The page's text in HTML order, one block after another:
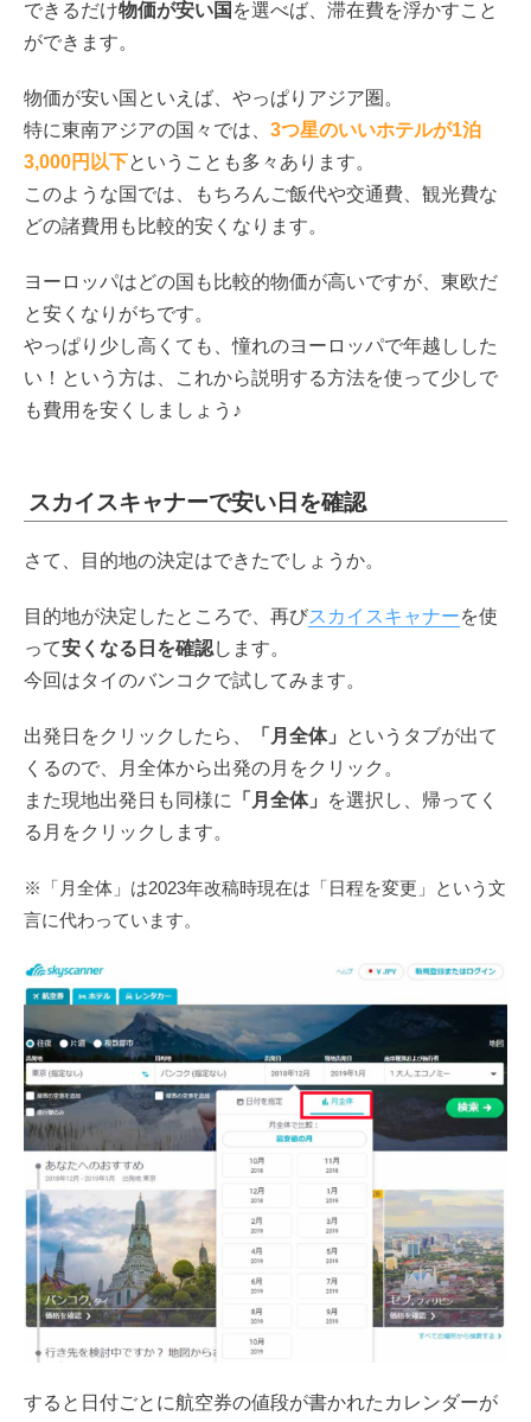
できるだけ物価が安い国 を選べば、滞在費を浮かすこと
ができます。
物価が安い国といえば、やっぱりアジア圏。
特に東南アジアの国々では、 3つ星のいいホテルが1泊
3,000円以下 ということも多々あります。
このような国では、もちろんご飯代や交通費、観光費な
どの諸費用も比較的安くなります。
ヨーロッパはどの国も比較的物価が高いですが、東欧だ
と安くなりがちです。
やっぱり少し高くても、憧れのヨーロッパで年越しした
い！という方は、これから説明する方法を使って少しで
も費用を安くしましょう♪
スカイスキャナーで安い日を確認
さて、目的地の決定はできたでしょうか。
目的地が決定したところで、再びスカイスキャナーを使
って安くなる日を確認します。
今回はタイのバンコクで試してみます。
出発日をクリックしたら、 「月全体」
というタブが出て
くるので、月全体から出発の月をクリック。
また現地出発日も同様に 「月全体」
を選択し、帰ってく
る月をクリックします。
※「月全体」は2023年改稿時現在は「日程を変更」という文
言に代わっています。
すると日付ごとに航空券の値段が書かれたカレンダーが